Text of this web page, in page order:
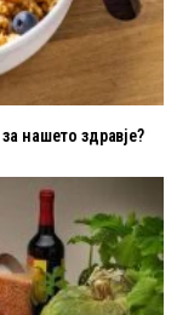
нашето здравје?